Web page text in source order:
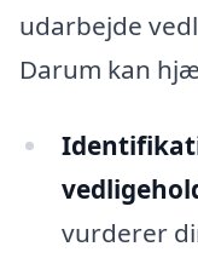
udarbejde
Darum kan
vurderer